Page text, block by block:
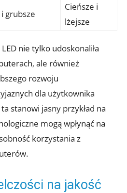
grubsze
Cieńsze i
lżejsze
nie tylko udoskonaliła
ale również
rozwoju
dla użytkownika
stanowi jasny przykład na
mogą wpłynąć na
korzystania z
na jakość